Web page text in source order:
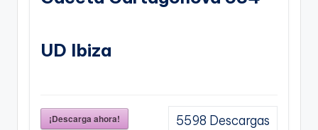
UD Ibiza
¡Descarga ahora! 5598 Descargas